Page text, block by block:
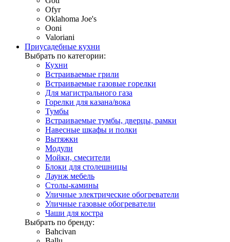
Ofyr
Oklahoma Joe's
Ooni
Valoriani
Приусадебные кухни
Выбрать по категории:
Кухни
Встраиваемые грили
Встраиваемые газовые горелки
Для магистрального газа
Горелки для казана/вока
Тумбы
Встраиваемые тумбы, дверцы, рамки
Навесные шкафы и полки
Вытяжки
Модули
Мойки, смесители
Блоки для столешницы
Лаунж мебель
Столы-камины
Уличные электрические обогреватели
Уличные газовые обогреватели
Чаши для костра
Выбрать по бренду:
Bahcivan